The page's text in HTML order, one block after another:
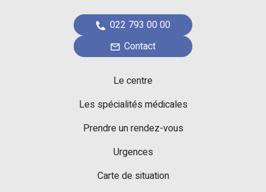
022 793 00 00
Contact
Le centre
Les spécialités médicales
Prendre un rendez-vous
Urgences
Carte de situation